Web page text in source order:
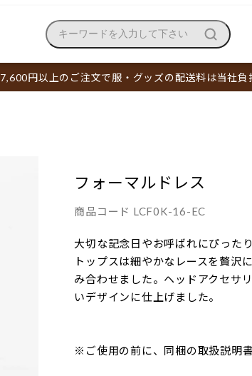
キーワードを入力して下さい
7,600円以上のご注文で服・グッズの配送料は当社負
フォーマルドレス
商品コード LCF0K-16-EC
大切な記念日やお呼ばれにぴった
トップスは細やかなレースを贅沢
み合わせました。ヘッドアクセサ
いデザインに仕上げました。
※ご使用の前に、同梱の取扱説明